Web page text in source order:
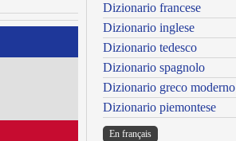
Dizionario francese
Dizionario inglese
Dizionario tedesco
Dizionario spagnolo
Dizionario greco moderno
Dizionario piemontese
En français